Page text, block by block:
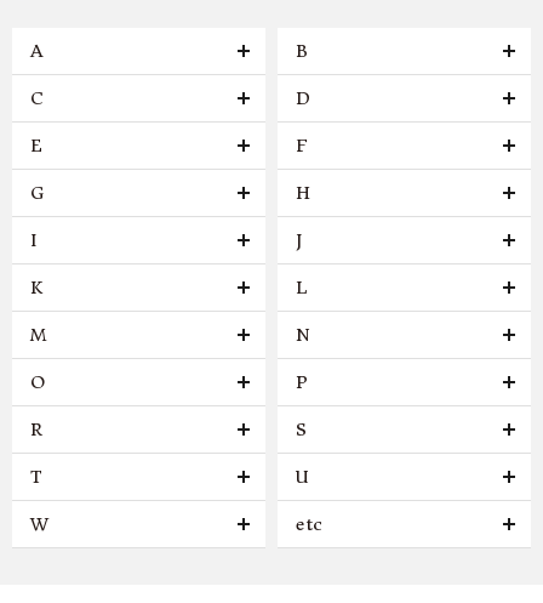
A B
C D
E F
G H
I J
K L
M N
O P
R S
T U
W etc